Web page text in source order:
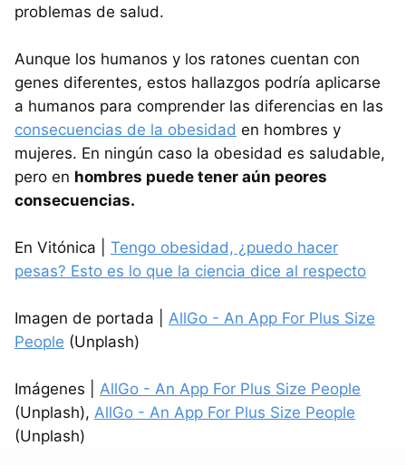
problemas de salud.
Aunque los humanos y los ratones cuentan con
genes diferentes, estos hallazgos podría aplicarse
a humanos para comprender las diferencias en las
consecuencias de la obesidad en hombres y
mujeres. En ningún caso la obesidad es saludable,
pero en hombres puede tener aún peores
consecuencias.
En Vitónica | Tengo obesidad, ¿puedo hacer
pesas? Esto es lo que la ciencia dice al respecto
Imagen de portada | AllGo - An App For Plus Size
People (Unplash)
Imágenes | AllGo - An App For Plus Size People
(Unplash), AllGo - An App For Plus Size People
(Unplash)